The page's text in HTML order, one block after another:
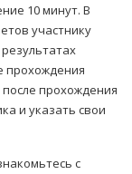
10 минут. В
участнику
прохождения
после прохождения
и указать свои
с